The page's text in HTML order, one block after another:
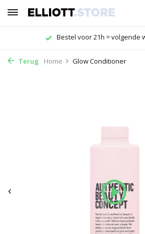
voor 21h = volgende werkdag thuis
Terug Home Glow Conditioner